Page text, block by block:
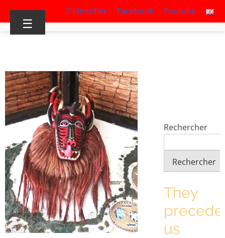
S’identifier Facebook Youtube
☰
Rechercher
Rechercher
They
us